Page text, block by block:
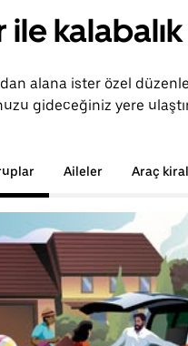
ile
alana ister özel
gideceğiniz yere
Aileler Araç